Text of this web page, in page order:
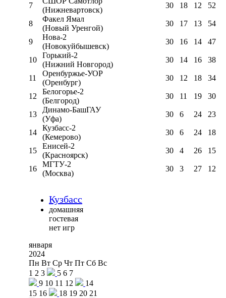
7
(Нижневартовск)
30 18 12 52
8
Факел Ямал
(Новый Уренгой)
30 17 13 54
9
Нова-2
(Новокуйбышевск)
30 16 14 47
10
Горький-2
(Нижний Новгород)
30 14 16 38
11
Оренбуржье-УОР
(Оренбург)
30 12 18 34
12
Белогорье-2
(Белгород)
30 11 19 30
13
Динамо-БашГАУ
(Уфа)
30 6 24 23
14
Кузбасс-2
(Кемерово)
30 6 24 18
15
Енисей-2
(Красноярск)
30 4 26 15
16
МГТУ-2
(Москва)
30 3 27 12
Кузбасс
домашняя
гостевая
нет игр
января
2024
Пн Вт Ср Чт Пт Сб Вс
1 2 3 5 6 7
9 10 11 12
14
15 16 18 19 20 21